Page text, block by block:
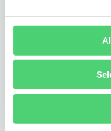
detecteren van
het opsporen en
jouw
aanvalsoppervlak.
ISO 27001, ISAE